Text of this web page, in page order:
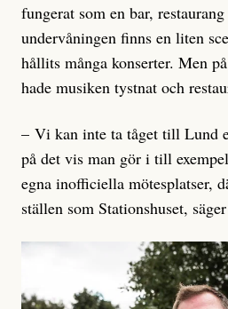
fungerat som en bar,
undervåningen finns en liten
hållits många konserter. Men
hade musiken tystnat och
– Vi kan inte ta tåget till Lund
på det vis man gör i till
egna inofficiella mötesplatser,
ställen som Stationshuset,